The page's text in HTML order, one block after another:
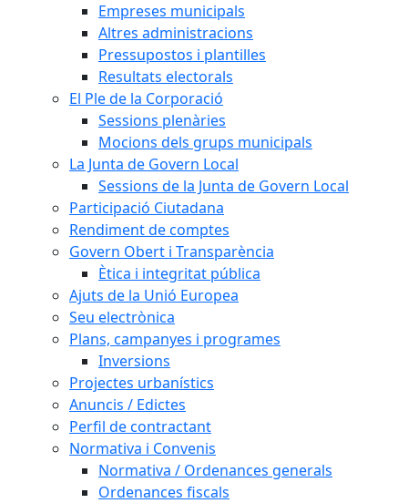
Empreses municipals
Altres administracions
Pressupostos i plantilles
Resultats electorals
El Ple de la Corporació
Sessions plenàries
Mocions dels grups municipals
La Junta de Govern Local
Sessions de la Junta de Govern Local
Participació Ciutadana
Rendiment de comptes
Govern Obert i Transparència
Ètica i integritat pública
Ajuts de la Unió Europea
Seu electrònica
Plans, campanyes i programes
Inversions
Projectes urbanístics
Anuncis / Edictes
Perfil de contractant
Normativa i Convenis
Normativa / Ordenances generals
Ordenances fiscals